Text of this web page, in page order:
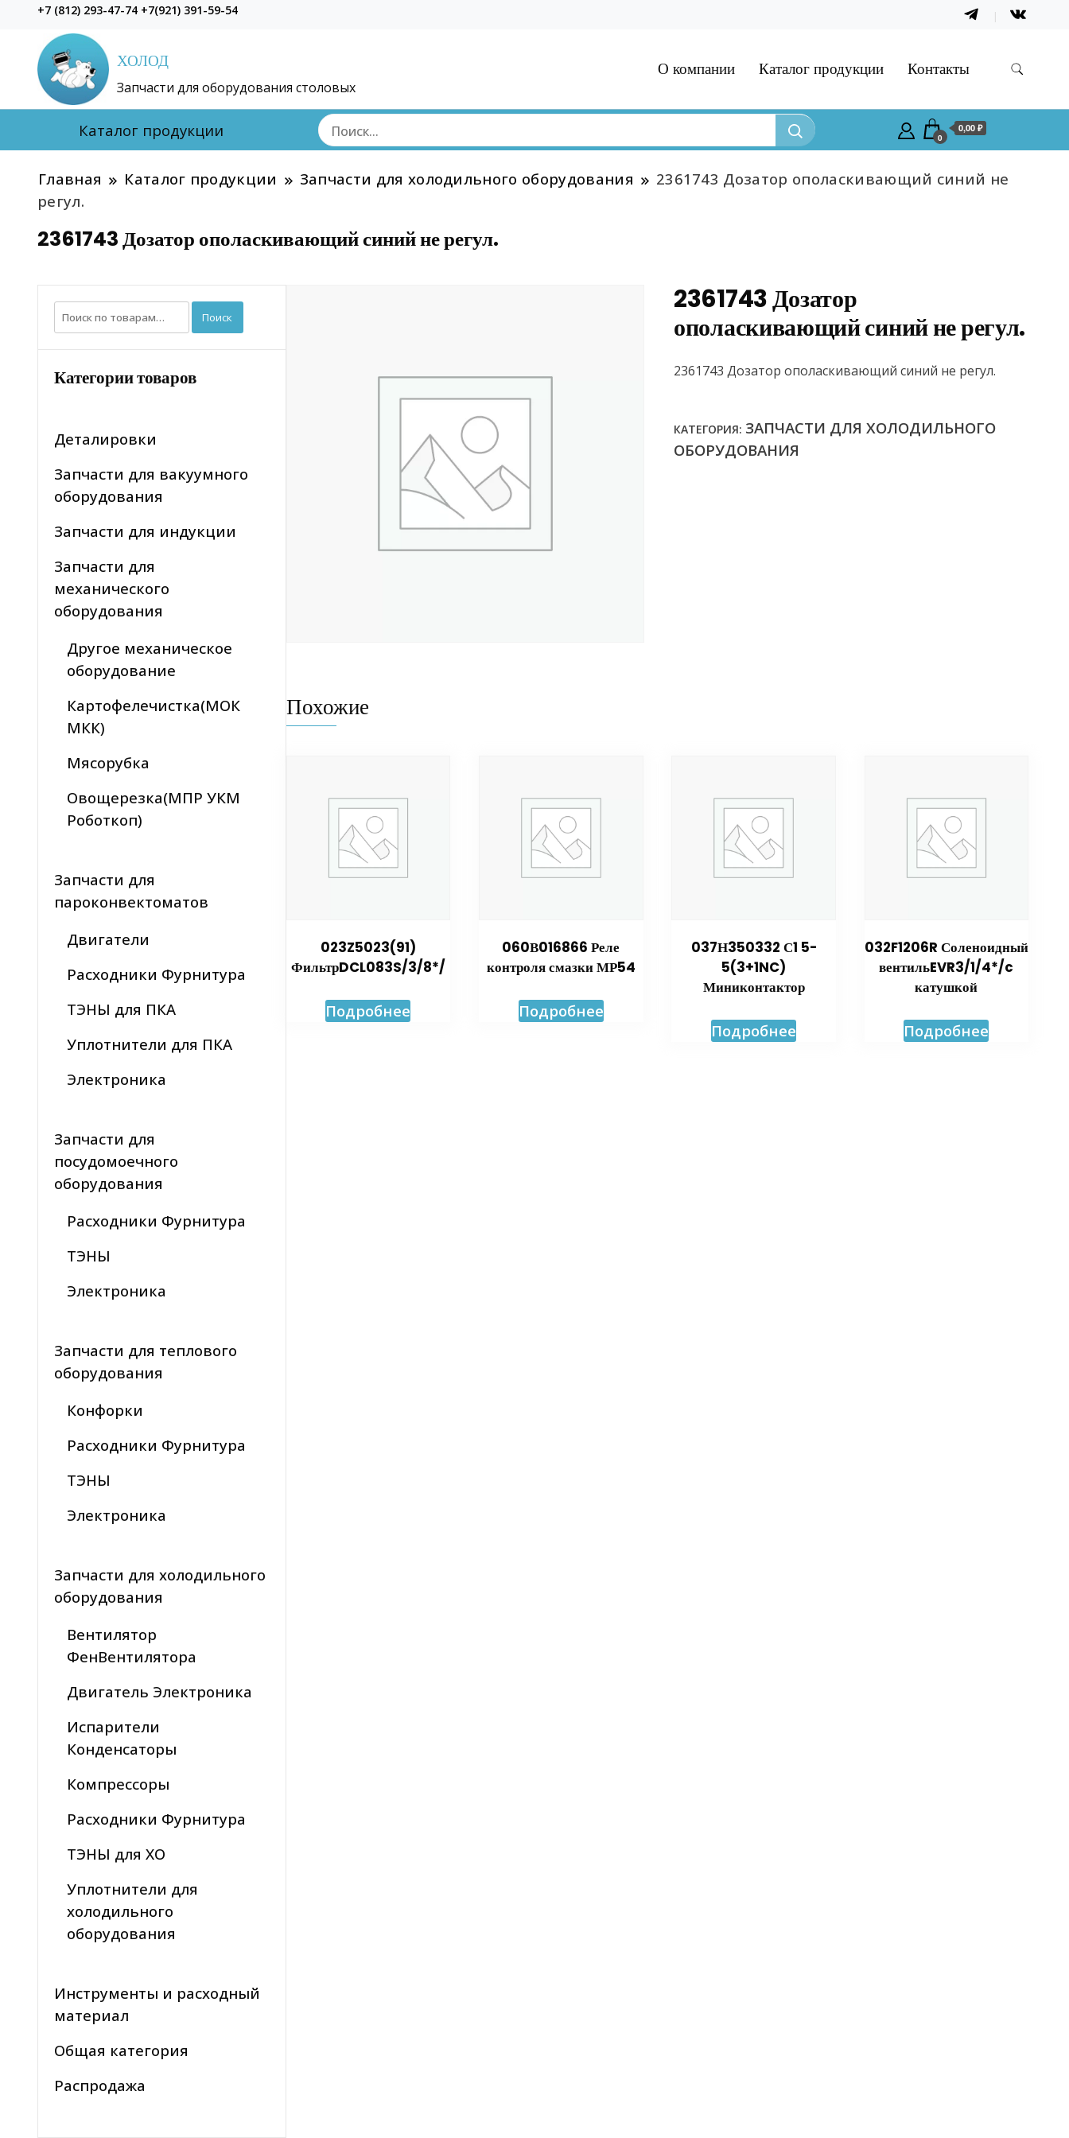
+7 (812) 293-47-74 +7(921) 391-59-54
ХОЛОД
Запчасти для оборудования столовых
О компании Каталог продукции Контакты
Каталог продукции 0
0,00 ₽
Главная Каталог продукции Запчасти для холодильного оборудования
2361743 Дозатор ополаскивающий синий не
регул.
2361743 Дозатор ополаскивающий синий не регул.
2361743 Дозатор
ополаскивающий синий не регул.
2361743 Дозатор ополаскивающий синий не регул.
КАТЕГОРИЯ: ЗАПЧАСТИ ДЛЯ ХОЛОДИЛЬНОГО
ОБОРУДОВАНИЯ
Похожие
023Z5023(91)
ФильтрDCL083S/3/8*/
Подробнее
060В016866 Реле
контроля смазки МР54
Подробнее
037Н350332 С1 5-
5(3+1NC)
Миниконтактор
Подробнее
032F1206R Соленоидный
вентильEVR3/1/4*/c
катушкой
Подробнее
Искать: Поиск
Категории товаров
Деталировки
Запчасти для вакуумного
оборудования
Запчасти для индукции
Запчасти для
механического
оборудования
Другое механическое
оборудование
Картофелечистка(МОК
МКК)
Мясорубка
Овощерезка(МПР УКМ
Роботкоп)
Запчасти для
пароконвектоматов
Двигатели
Расходники Фурнитура
ТЭНЫ для ПКА
Уплотнители для ПКА
Электроника
Запчасти для
посудомоечного
оборудования
Расходники Фурнитура
ТЭНЫ
Электроника
Запчасти для теплового
оборудования
Конфорки
Расходники Фурнитура
ТЭНЫ
Электроника
Запчасти для холодильного
оборудования
Вентилятор
ФенВентилятора
Двигатель Электроника
Испарители
Конденсаторы
Компрессоры
Расходники Фурнитура
ТЭНЫ для ХО
Уплотнители для
холодильного
оборудования
Инструменты и расходный
материал
Общая категория
Распродажа